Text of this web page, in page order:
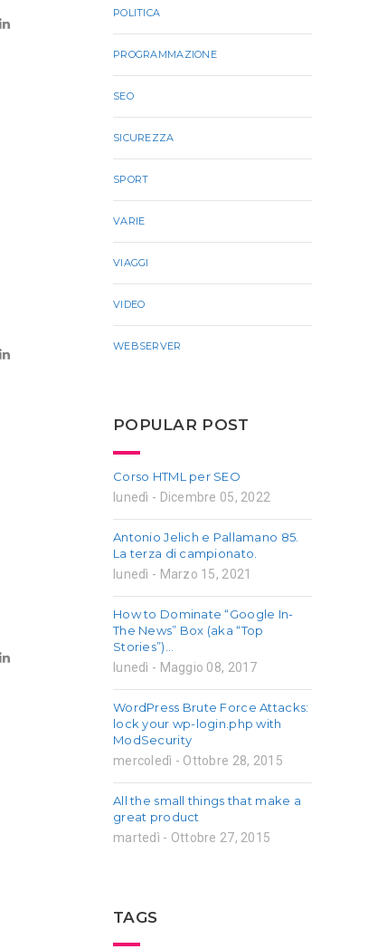
POLITICA
PROGRAMMAZIONE
SEO
SICUREZZA
SPORT
VARIE
VIAGGI
VIDEO
WEBSERVER
POPULAR POST
Corso HTML per SEO
lunedì - Dicembre 05, 2022
Antonio Jelich e Pallamano 85.
La terza di campionato.
lunedì - Marzo 15, 2021
How to Dominate “Google In-
The News” Box (aka “Top
Stories”)…
lunedì - Maggio 08, 2017
WordPress Brute Force Attacks:
lock your wp-login.php with
ModSecurity
mercoledì - Ottobre 28, 2015
All the small things that make a
great product
martedì - Ottobre 27, 2015
TAGS